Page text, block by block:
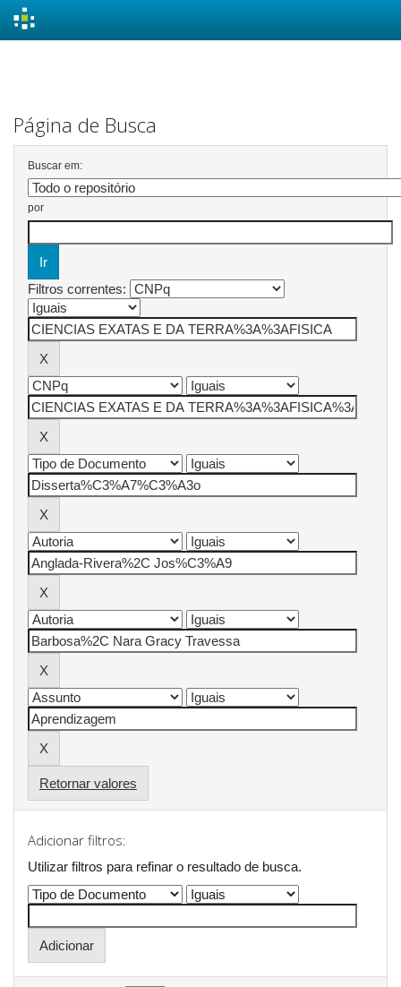
Página de Busca
Buscar em:
por
Filtros correntes:
Retornar valores
Adicionar filtros:
Utilizar filtros para refinar o resultado de busca.